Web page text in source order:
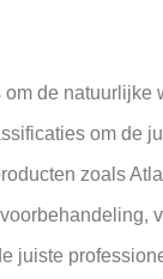
de
om de
zoals
juiste